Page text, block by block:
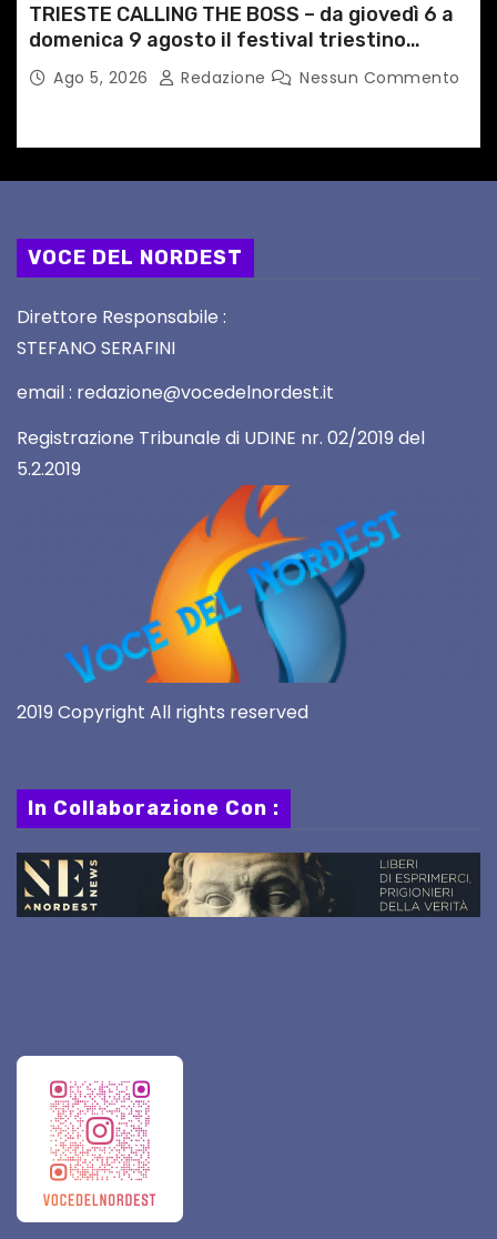
TRIESTE CALLING THE BOSS – da giovedì 6 a
domenica 9 agosto il festival triestino
dedicato a Springsteen
Ago 5, 2026 Redazione Nessun Commento
VOCE DEL NORDEST
Direttore Responsabile :
STEFANO SERAFINI
email : redazione@vocedelnordest.it
Registrazione Tribunale di UDINE nr. 02/2019 del
5.2.2019
2019 Copyright All rights reserved
In Collaborazione Con :